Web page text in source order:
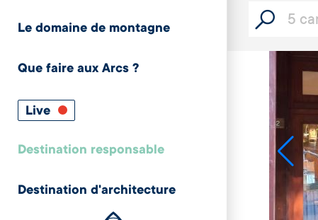
Le domaine de montagne
Que faire aux Arcs ?
Live
Destination responsable
Destination d'architecture